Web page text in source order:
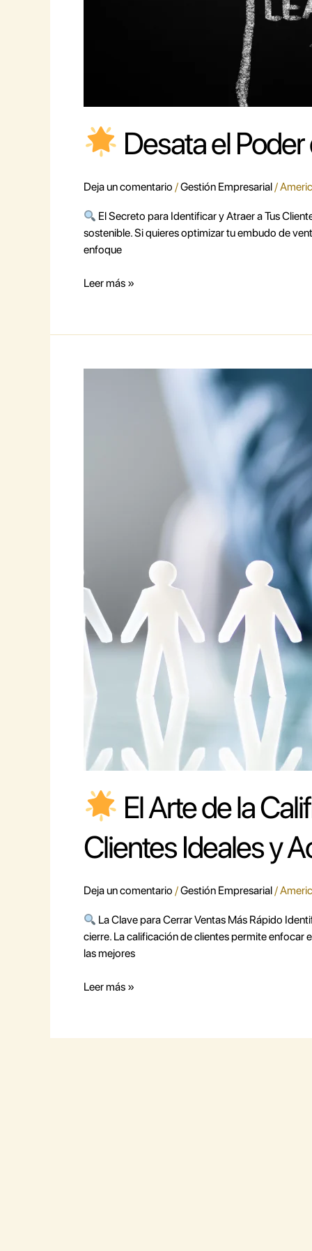
Desata el
Deja un comentario /Gestión Empresarial/
El Secreto para Identificar y Atraer a Tus
sostenible. Si quieres optimizar tu embudo de
enfoque
Leer más »
El Arte de la
Clientes Ideales y
Deja un comentario /Gestión Empresarial/
La Clave para Cerrar Ventas Más Rápido
cierre. La calificación de clientes permite
las mejores
Ideales
Acelerar
Tus
Cierres
Leer más »